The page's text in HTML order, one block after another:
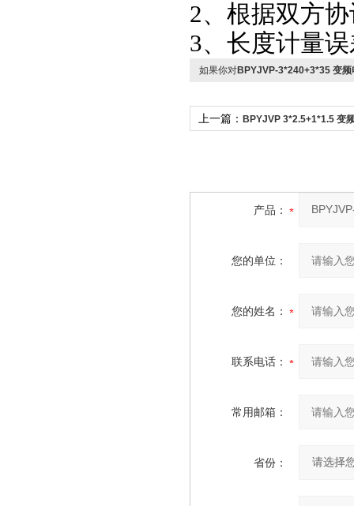
2、根据双方
3、长度计量
如果你对BPYJVP-3*240+3*35 变频
上一篇： BPYJVP 3*2.5+1*1.5 变
产品：
您的单位：
您的姓名：
联系电话：
常用邮箱：
省份：